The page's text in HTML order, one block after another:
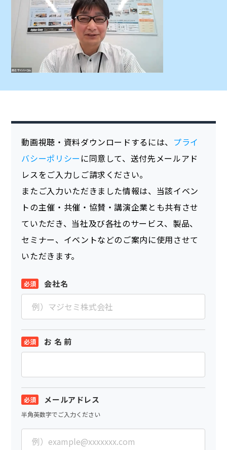
動画視聴・資料ダウンロードするには、 プライ
バシーポリシー に同意して、送付先メールアド
レスをご入力しご請求ください。
またご入力いただきました情報は、当該イベン
トの主催・共催・協賛・講演企業とも共有させ
ていただき、当社及び各社のサービス、製品、
セミナー、イベントなどのご案内に使用させて
いただきます。
会社名
お 名 前
メールアドレス
半角英数字でご入力ください